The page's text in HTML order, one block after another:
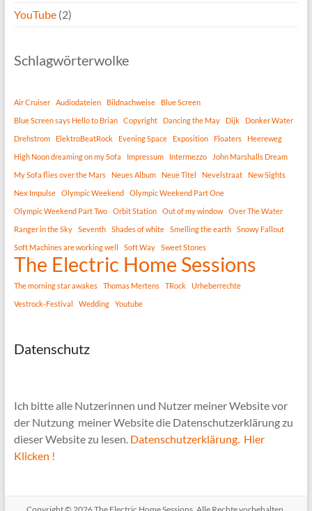
YouTube(2)
Schlagwörterwolke
Air Cruiser Audiodateien Bildnachweise
Blue Screen
Blue Screen says Hello to Brian
Copyright Dancing the May Dijk
Donker Water
Drehstrom
ElektroBeatRock Evening Space Exposition Floaters
Heereweg
High Noon dreaming on my Sofa
Impressum Intermezzo
John Marshalls Dream
My Sofa flies over the Mars
Neues Album Neue Titel Nevelstraat
New Sights
Nex Impulse
Olympic Weekend
Olympic Weekend Part One
Olympic Weekend Part Two
Orbit Station Out of my window
Over The Water
Ranger in the Sky
Seventh Shades of white Smelling the earth
Snowy Fallout
Soft Machines are working well
Soft Way Sweet Stones
The Electric Home Sessions
The morning star awakes Thomas Mertens TRock
Urheberrechte
Vestrock-Festival
Wedding Youtube
Datenschutz
Ich bitte alle Nutzerinnen und Nutzer meiner Website vor
der Nutzung meiner Website die Datenschutzerklärung zu
dieser Website zu lesen. Datenschutzerklärung. Hier
Klicken !